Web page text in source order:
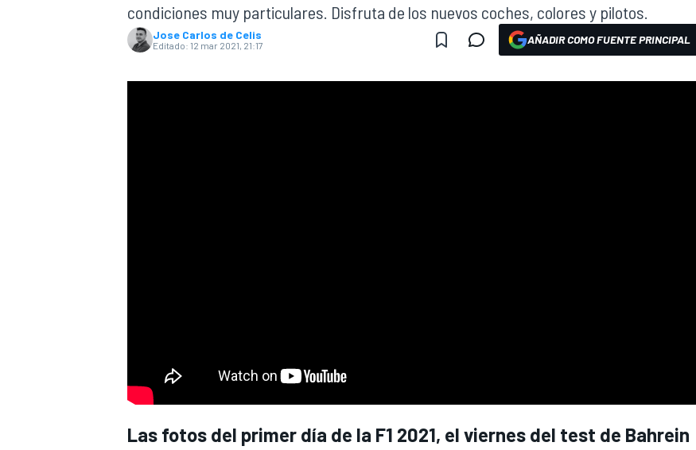
condiciones muy particulares. Disfruta de los nuevos coches, colores y pilotos.
Jose Carlos de Celis
Editado: 12 mar 2021, 21:17 AÑADIR COMO FUENTE PRINCIPAL
Las fotos del primer día de la F1 2021, el viernes del test de Bahrein